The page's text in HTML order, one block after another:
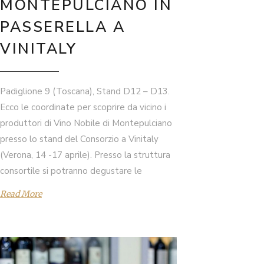
MONTEPULCIANO IN
PASSERELLA A
VINITALY
Padiglione 9 (Toscana), Stand D12 – D13.
Ecco le coordinate per scoprire da vicino i
produttori di Vino Nobile di Montepulciano
presso lo stand del Consorzio a Vinitaly
(Verona, 14 -17 aprile). Presso la struttura
consortile si potranno degustare le
Read More